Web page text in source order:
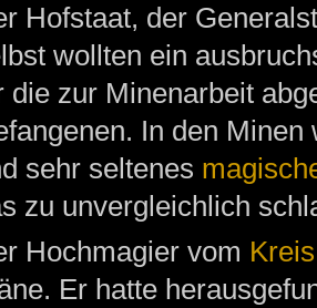
Hofstaat, der
wollten ein
die zur Minenarbeit
In den
sehr seltenes
zu unvergleichlich
Hochmagier vom
Er hatte